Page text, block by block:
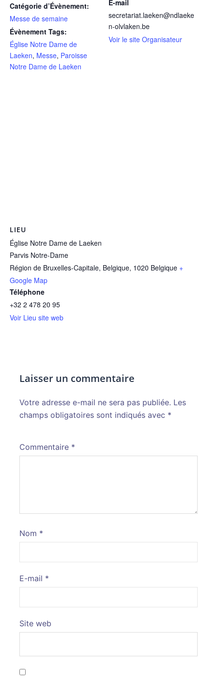
Catégorie d’Évènement:
Messe de semaine
Évènement Tags:
Église Notre Dame de
Laeken, Messe, Paroisse
Notre Dame de Laeken
E-mail
secretariat.laeken@ndlaeke
n-olvlaken.be
Voir le site Organisateur
LIEU
Église Notre Dame de Laeken
Parvis Notre-Dame
Région de Bruxelles-Capitale, Belgique, 1020 Belgique +
Google Map
Téléphone
+32 2 478 20 95
Voir Lieu site web
Laisser un commentaire
Votre adresse e-mail ne sera pas publiée. Les
champs obligatoires sont indiqués avec *
Commentaire *
Nom *
E-mail *
Site web
Alternative: